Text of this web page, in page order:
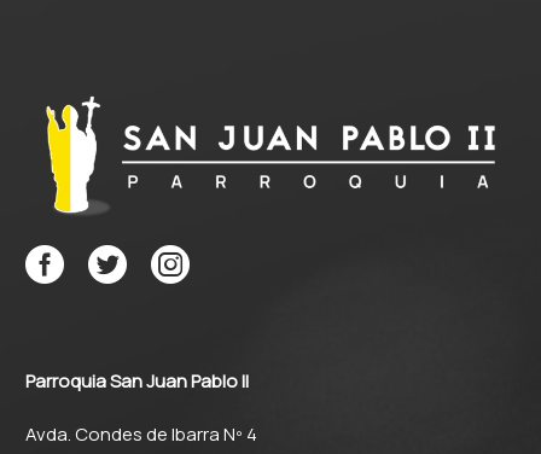
Parroquia San Juan Pablo II
Avda. Condes de Ibarra Nº 4